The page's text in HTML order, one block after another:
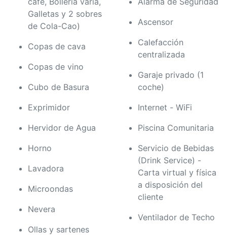
Galletas y 2 sobres
de Cola-Cao)
Copas de cava
Copas de vino
Cubo de Basura
Exprimidor
Hervidor de Agua
Horno
Lavadora
Microondas
Nevera
Ollas y sartenes
Ascensor
Calefacción
centralizada
Garaje privado (1
coche)
Internet - WiFi
Piscina Comunitaria
Servicio de Bebidas
(Drink Service) -
Carta virtual y física
a disposición del
cliente
Ventilador de Techo